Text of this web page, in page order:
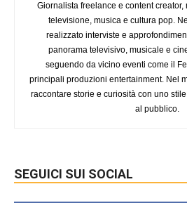
Giornalista freelance e content
televisione, musica e cultura pop.
realizzato interviste e
panorama televisivo, musicale e
seguendo da vicino eventi come il
principali produzioni entertainment. Nel
raccontare storie e curiosità con uno
al pubblico.
SEGUICI SUI SOCIAL